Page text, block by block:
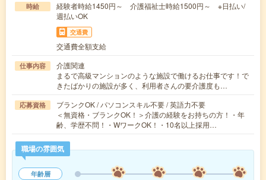
時給
経験者時給1450円～ 介護福祉士時給1500円～ ※日払い/
週払いOK
交通費
交通費全額支給
仕事内容
介護関連
まるで高級マンションのような施設で働けるお仕事です！で
きたばかりの施設が多く、利用者さんの要介護度も…
応募資格
ブランクOK / パソコンスキル不要 / 英語力不要
＜無資格・ブランクOK！＞介護の経験をお持ちの方！・年
齢、学歴不問！・WワークOK！・10名以上採用…
職場の雰囲気
年齢層